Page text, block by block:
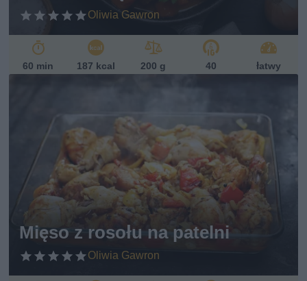
Oliwia Gawron
60 min 187 kcal 200 g 40 łatwy
Mięso z rosołu na patelni
Oliwia Gawron